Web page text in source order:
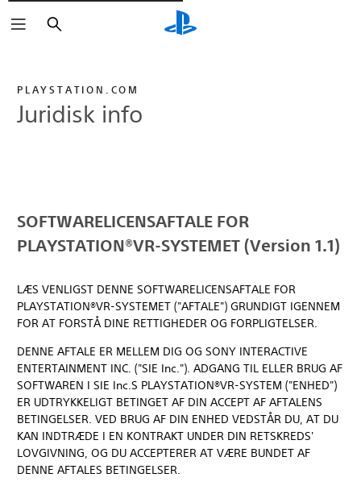
Søg
PLAYSTATION.COM
Juridisk info
SOFTWARELICENSAFTALE FOR
PLAYSTATION®VR-SYSTEMET (Version 1.1)
LÆS VENLIGST DENNE SOFTWARELICENSAFTALE FOR
PLAYSTATION®VR-SYSTEMET ("AFTALE") GRUNDIGT IGENNEM
FOR AT FORSTÅ DINE RETTIGHEDER OG FORPLIGTELSER.
DENNE AFTALE ER MELLEM DIG OG SONY INTERACTIVE
ENTERTAINMENT INC. ("SIE Inc."). ADGANG TIL ELLER BRUG AF
SOFTWAREN I SIE Inc.S PLAYSTATION®VR-SYSTEM ("ENHED")
ER UDTRYKKELIGT BETINGET AF DIN ACCEPT AF AFTALENS
BETINGELSER. VED BRUG AF DIN ENHED VEDSTÅR DU, AT DU
KAN INDTRÆDE I EN KONTRAKT UNDER DIN RETSKREDS'
LOVGIVNING, OG DU ACCEPTERER AT VÆRE BUNDET AF
DENNE AFTALES BETINGELSER.